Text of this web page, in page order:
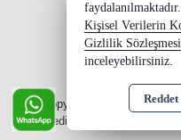
Copyright 2026
Kredi kartı bilgileriniz
Kişisel Verilerin
Gizlilik Sözleşmesi
inceleyebilirsiniz.
Reddet